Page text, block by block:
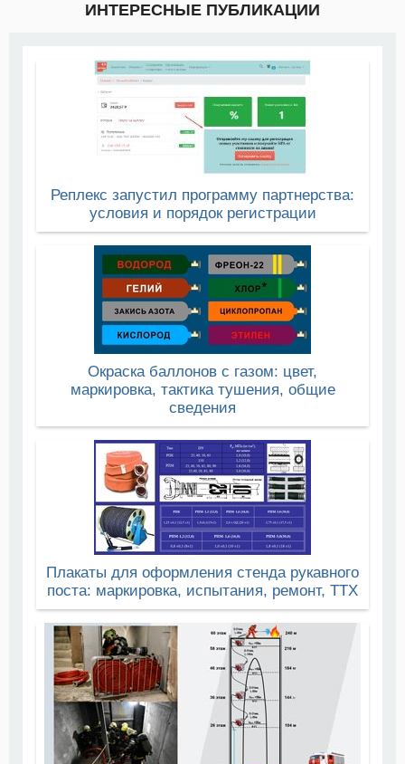
ИНТЕРЕСНЫЕ ПУБЛИКАЦИИ
Реплекс запустил программу партнерства:
условия и порядок регистрации
Окраска баллонов с газом: цвет,
маркировка, тактика тушения, общие
сведения
Плакаты для оформления стенда рукавного
поста: маркировка, испытания, ремонт, ТТХ